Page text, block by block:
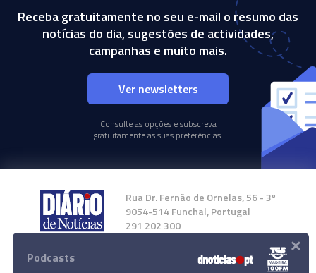
Receba gratuitamente no seu e-mail o resumo das
notícias do dia, sugestões de actividades,
campanhas e muito mais.
Ver newsletters
Consulte as opções e subscreva
gratuitamente as suas preferências.
Rua Dr. Fernão de Ornelas, 56 - 3º
9054-514 Funchal, Portugal
291 202 300
Instale a nossa App
Podcasts ×